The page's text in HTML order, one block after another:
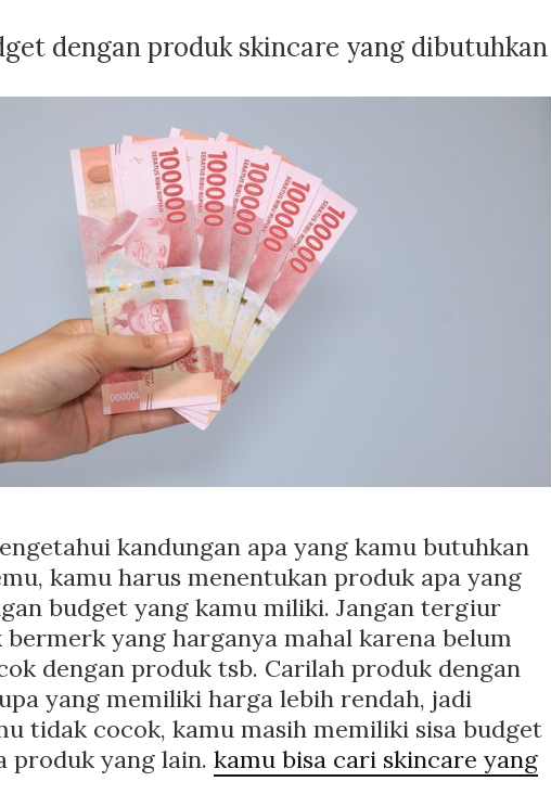
dengan produk skincare yang dibutuhkan
kandungan apa yang kamu butuhkan
kamu harus menentukan produk apa yang
budget yang kamu miliki. Jangan tergiur
yang harganya mahal karena belum
dengan produk tsb. Carilah produk dengan
yang memiliki harga lebih rendah, jadi
tidak cocok, kamu masih memiliki sisa budget
produk yang lain. kamu bisa cari skincare yang